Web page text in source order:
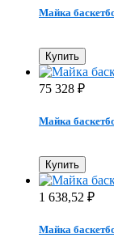
Майка
Купить
75 328 ₽
Майка
Купить
1 638,52 ₽
Майка